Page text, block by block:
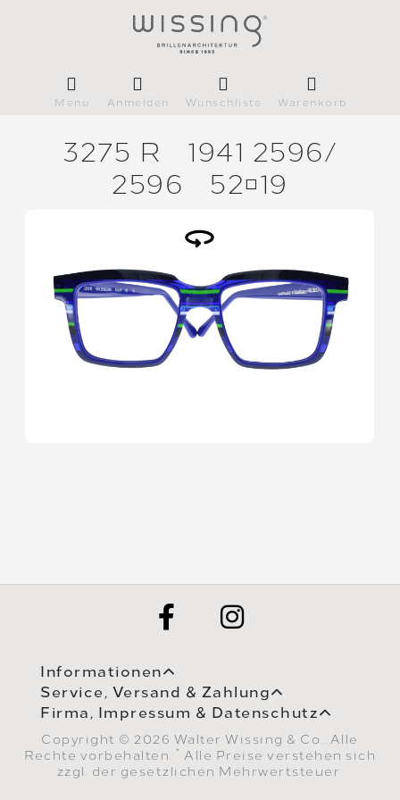
Menü Anmelden Wunschliste Warenkorb
3275 R
1941 2596/
2596
5219
Informationen
Service, Versand & Zahlung
Firma, Impressum & Datenschutz
Copyright © 2026 Walter Wissing & Co.. Alle
Rechte vorbehalten.
* Alle Preise verstehen sich
zzgl. der gesetzlichen Mehrwertsteuer.